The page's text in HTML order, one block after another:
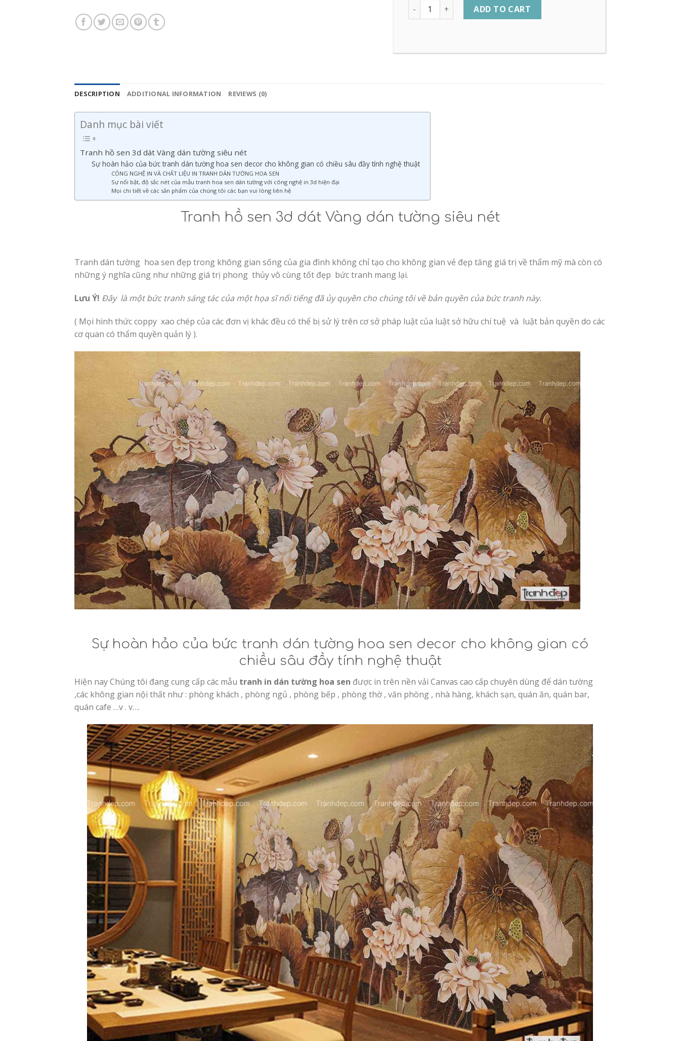
Quantity ADD TO CART
DESCRIPTION ADDITIONAL INFORMATION REVIEWS (0)
Danh mục bài viết
Tranh hồ sen 3d dát Vàng dán tường siêu nét
Sự hoàn hảo của bức tranh dán tường hoa sen decor cho không gian có chiều sâu đầy tính nghệ thuật
CÔNG NGHỆ IN VÀ CHẤT LIỆU IN TRANH DÁN TƯỜNG HOA SEN
Sự nổi bật, độ sắc nét của mẫu tranh hoa sen dán tường với công nghệ in 3d hiện đại
Mọi chi tiết về các sản phẩm của chúng tôi các bạn vui lòng liên hệ
Tranh hồ sen 3d dát Vàng dán tường siêu nét
Tranh dán tường hoa sen đẹp trong không gian sống của gia đình không chỉ tạo cho không gian vẻ đẹp tăng giá trị về thẩm mỹ mà còn có
những ý nghĩa cũng như những giá trị phong thủy vô cùng tốt đẹp bức tranh mang lại.
Lưu Ý! Đây là một bức tranh sáng tác của một họa sĩ nổi tiếng đã ủy quyền cho chúng tôi về bản quyền của bức tranh này.
( Mọi hình thức coppy xao chép của các đơn vị khác đều có thể bị sử lý trên cơ sở pháp luật của luật sở hữu chí tuệ và luật bản quyền do các
cơ quan có thẩm quyền quản lý ).
Sự hoàn hảo của bức tranh dán tường hoa sen decor cho không gian có
chiều sâu đầy tính nghệ thuật
Hiện nay Chúng tôi đang cung cấp các mẫu tranh in dán tường hoa sen được in trên nền vải Canvas cao cấp chuyên dùng để dán tường
,các không gian nội thất như : phòng khách , phòng ngủ , phòng bếp , phòng thờ , văn phòng , nhà hàng, khách sạn, quán ăn, quán bar,
quán cafe …v . v….